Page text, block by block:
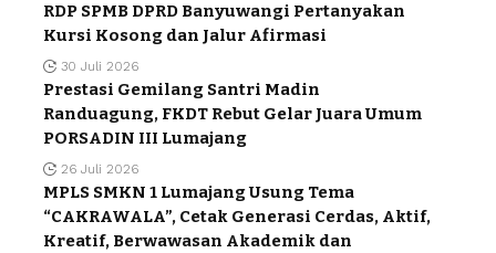
RDP SPMB DPRD Banyuwangi Pertanyakan
Kursi Kosong dan Jalur Afirmasi
30 Juli 2026
Prestasi Gemilang Santri Madin
Randuagung, FKDT Rebut Gelar Juara Umum
PORSADIN III Lumajang
26 Juli 2026
MPLS SMKN 1 Lumajang Usung Tema
“CAKRAWALA”, Cetak Generasi Cerdas, Aktif,
Kreatif, Berwawasan Akademik dan